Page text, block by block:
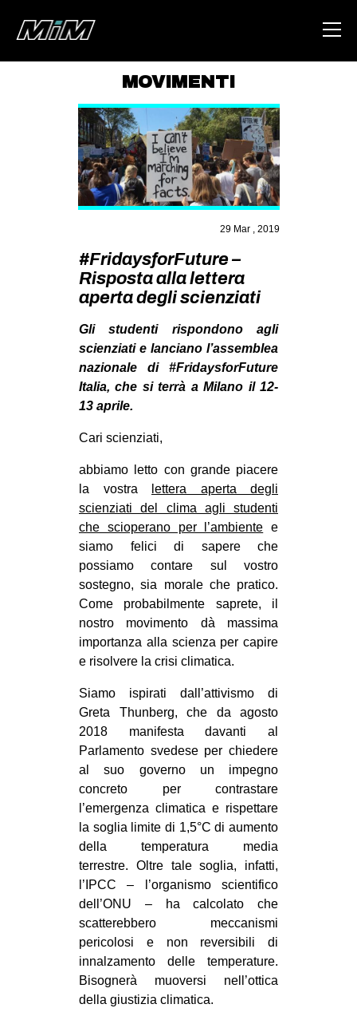
ABOUT
AREA
DEGENERAZIONE
GAZA FREESTYLE
CSOA LAMBRETTA
MSM
STUDENTI TSUNAMI
ZAM
MILANO
MOBILITAZIONI
MOVIMENTI
AMBIENTE
ANTIFASCISMO
DIRITTO ALL’ABITARE
GENERI
MIGRAZIONI
PRECARIATO
STUDENTI
CULTURE
ARTE
CINEMA
MANIFESTI
MUSICA
RECENSIONI
INTERNAZIONALE
AMERICHE
ESTREMO ORIENTE
EUROPA
MOVIMENTI
29 Mar , 2019
#FridaysforFuture –
Risposta alla lettera
aperta degli scienziati
Gli studenti rispondono agli
scienziati e lanciano l’assemblea
nazionale di #FridaysforFuture
Italia, che si terrà a Milano il 12-
13 aprile.
Cari scienziati,
abbiamo letto con grande piacere
la vostra
lettera aperta degli
scienziati del clima agli studenti
che scioperano per l’ambiente e
siamo felici di sapere che
possiamo contare sul vostro
sostegno, sia morale che pratico.
Come probabilmente saprete, il
nostro movimento dà massima
importanza alla scienza per capire
e risolvere la crisi climatica.
Siamo ispirati dall’attivismo di
Greta Thunberg, che da agosto
2018 manifesta davanti al
Parlamento svedese per chiedere
al suo governo un impegno
concreto per contrastare
l’emergenza climatica e rispettare
la soglia limite di 1,5°C di aumento
della temperatura media
terrestre. Oltre tale soglia, infatti,
l’IPCC – l’organismo scientifico
dell’ONU – ha calcolato che
scatterebbero meccanismi
pericolosi e non reversibili di
innalzamento delle temperature.
Bisognerà muoversi nell’ottica
della giustizia climatica.